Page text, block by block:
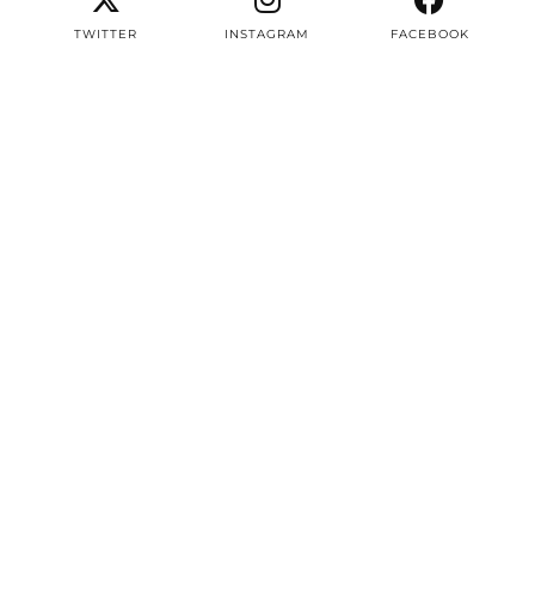
TWITTER INSTAGRAM FACEBOOK